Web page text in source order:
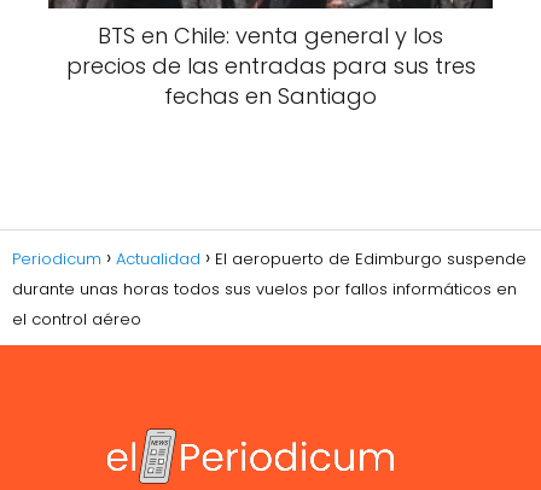
BTS en Chile: venta general y los
precios de las entradas para sus tres
fechas en Santiago
Periodicum Actualidad
El aeropuerto de Edimburgo suspende
durante unas horas todos sus vuelos por fallos informáticos en
el control aéreo